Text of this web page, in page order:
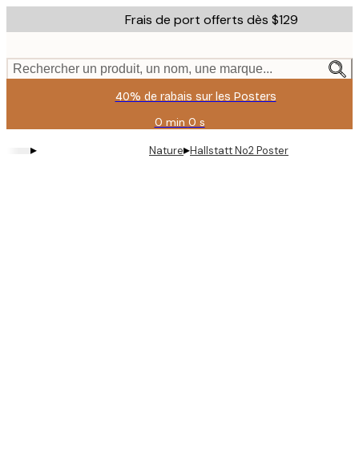
to
content.
Frais de port offerts dès $129
Rechercher un produit, un nom, une marque...
40% de rabais sur les Posters
0 min 0 s
Valable
jusqu'au
:
▸ Nature▸Hallstatt No2 Poster